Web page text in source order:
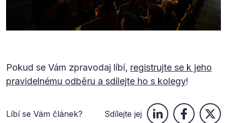
Pokud se Vám zpravodaj líbí, registrujte se k jeho
pravidelnému odběru a sdílejte ho s kolegy!
Líbí se Vám článek? Sdílejte jej